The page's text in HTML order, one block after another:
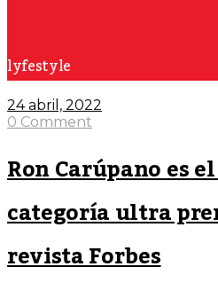
lyfestyle
24 abril, 2022
0 Comment
Ron Carúpano es
categoría ultra
revista Forbes